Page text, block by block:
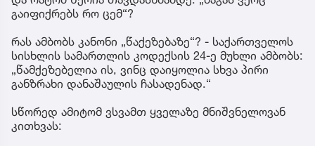
გაიფიქრებს რო ცემ“?
რას ამბობს კანონი „წაქეზებაზე“? - საქართველოს
სისხლის სამართლის კოდექსის 24-ე მუხლი ამბობს:
„წამქეზებელია ის, ვინც დაიყოლია სხვა პირი
განზრახი დანაშაულის ჩასადენად.“
სწორედ ამიტომ ვსვამთ ყველაზე მნიშვნელოვან
კითხვას: